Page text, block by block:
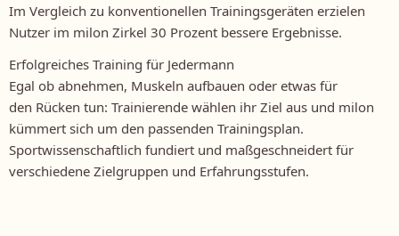
Im Vergleich zu konventionellen Trainingsgeräten erzielen
Nutzer im milon Zirkel 30 Prozent bessere Ergebnisse.
Erfolgreiches Training für Jedermann
Egal ob abnehmen, Muskeln aufbauen oder etwas für
den Rücken tun: Trainierende wählen ihr Ziel aus und milon
kümmert sich um den passenden Trainingsplan.
Sportwissenschaftlich fundiert und maßgeschneidert für
verschiedene Zielgruppen und Erfahrungsstufen.